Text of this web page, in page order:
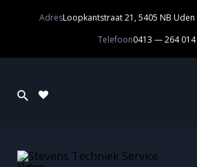
AdresLoopkantstraat 21, 5405 NB Uden
Telefoon0413 — 264 014